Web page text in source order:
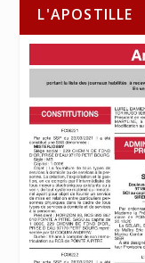
L'APOSTILLE